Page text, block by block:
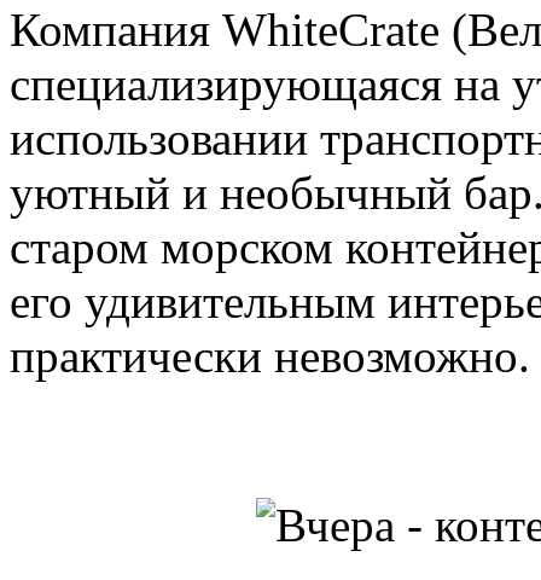
Компания WhiteCrate
специализирующаяся на
использовании
уютный и необычный
старом морском
его удивительным
практически невозможно.